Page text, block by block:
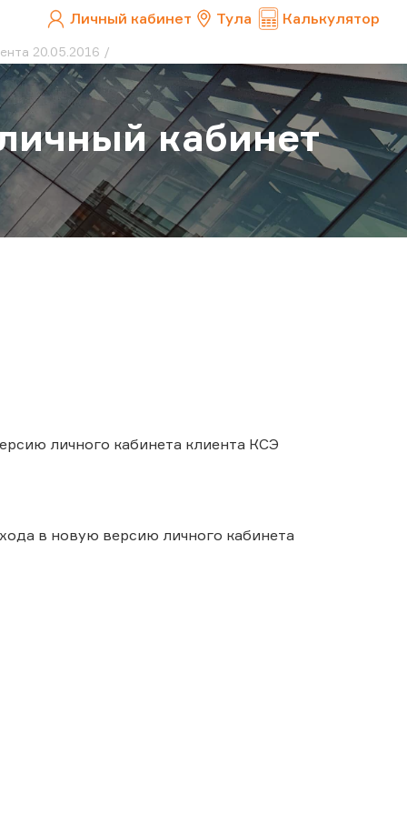
Личный кабинет Тула Калькулятор
20.05.2016
кабинет
личного кабинета клиента КСЭ
в новую версию личного кабинета